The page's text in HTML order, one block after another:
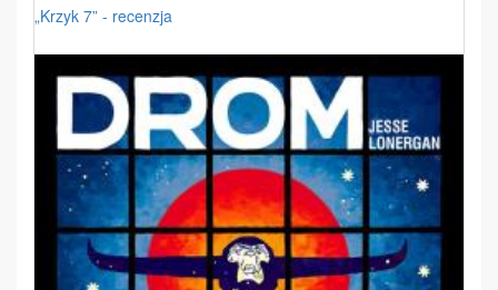
„Krzyk 7” - recenzja